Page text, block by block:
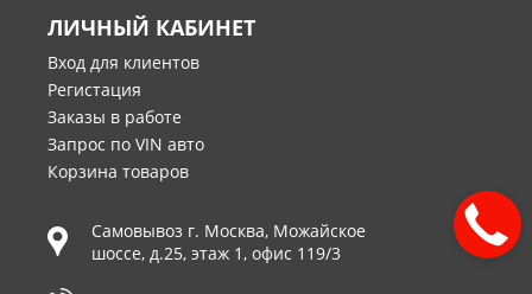
ЛИЧНЫЙ КАБИНЕТ
Вход для клиентов
Регистация
Заказы в работе
Запрос по VIN авто
Корзина товаров
Самовывоз г. Москва, Можайское
шоссе, д.25, этаж 1, офис 119/3